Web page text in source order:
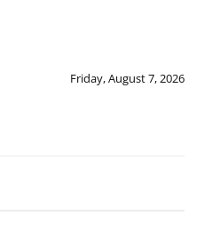
Friday, August 7, 2026